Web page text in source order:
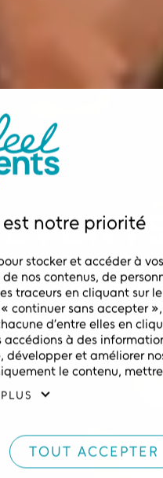
stocker et accéder à
nos contenus, de
traceurs en cliquant sur
continuer sans accepter
d’entre elles en
à des
et améliorer
le contenu,
des données de
pages de ce site. Vous
TOUT ACCEPTER
ÉVÉNEMENT